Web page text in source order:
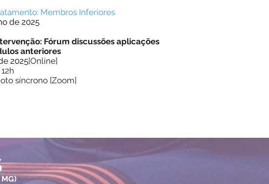
Membros Inferiores
de 2025
Fórum discussões aplicações
anteriores
2025[Online]
síncrono [Zoom]